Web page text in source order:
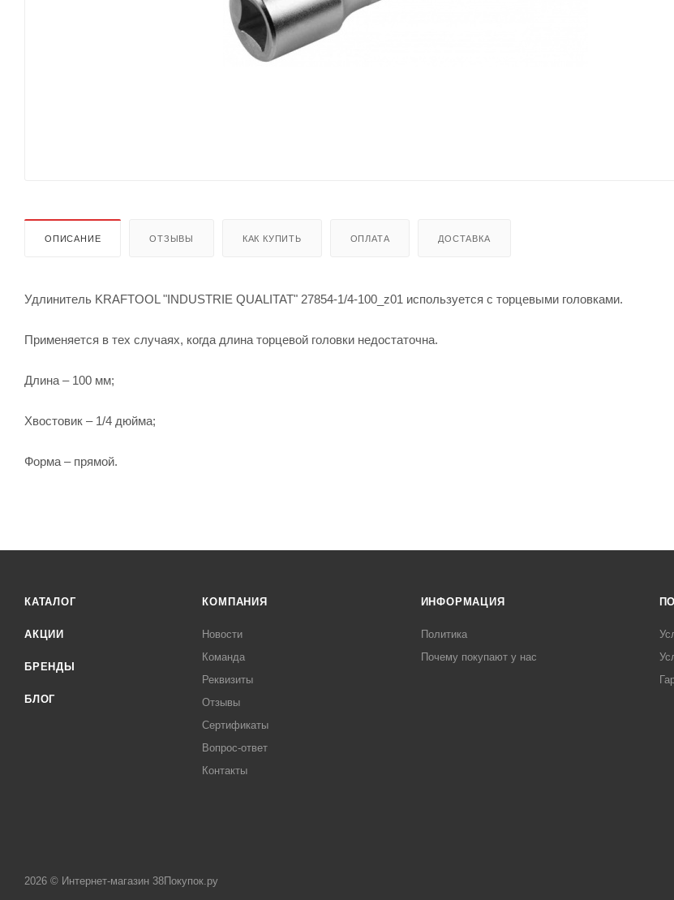
ОПИСАНИЕ ОТЗЫВЫ КАК КУПИТЬ ОПЛАТА ДОСТАВКА
Удлинитель KRAFTOOL "INDUSTRIE QUALITAT" 27854-1/4-100_z01 используется с торцевыми головками.
Применяется в тех случаях, когда длина торцевой головки недостаточна.
Длина – 100 мм;
Хвостовик – 1/4 дюйма;
Форма – прямой.
КАТАЛОГ
АКЦИИ
БРЕНДЫ
БЛОГ
КОМПАНИЯ
Новости
Команда
Реквизиты
Отзывы
Сертификаты
Вопрос-ответ
Контакты
ИНФОРМАЦИЯ
Политика
Почему покупают у нас
2026 © Интернет-магазин 38Покупок.ру